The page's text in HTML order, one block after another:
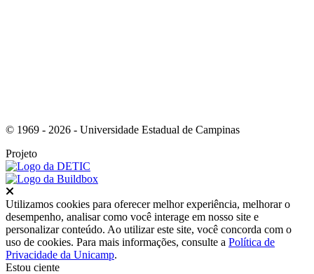
© 1969 - 2026 - Universidade Estadual de Campinas
Projeto
Utilizamos cookies para oferecer melhor experiência, melhorar o
desempenho, analisar como você interage em nosso site e
personalizar conteúdo. Ao utilizar este site, você concorda com o
uso de cookies. Para mais informações, consulte a Política de
Privacidade da Unicamp.
Estou ciente